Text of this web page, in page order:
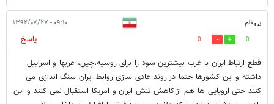
بی نام ۰۹:۱۰ - ۱۳۹۲/۰۷/۲۷
0
0
پاسخ
قطع ارتباط ایران با غرب بیشترین سود را برای روسیه،چین، عربها و اسراییل
داشته و این کشورها حتما در روند عادی سازی روابط ایران سنگ اندازی می
کنند حتی اروپایی ها هم از کاهش تنش ایران و امریکا استقبال نمی کنند و این